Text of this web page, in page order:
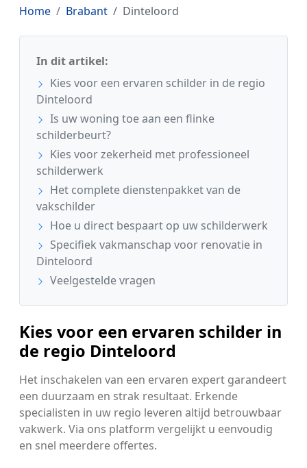
Home Brabant Dinteloord
In dit artikel:
Kies voor een ervaren schilder in de regio
Dinteloord
Is uw woning toe aan een flinke
schilderbeurt?
Kies voor zekerheid met professioneel
schilderwerk
Het complete dienstenpakket van de
vakschilder
Hoe u direct bespaart op uw schilderwerk
Specifiek vakmanschap voor renovatie in
Dinteloord
Veelgestelde vragen
Kies voor een ervaren schilder in
de regio Dinteloord
Het inschakelen van een ervaren expert garandeert
een duurzaam en strak resultaat. Erkende
specialisten in uw regio leveren altijd betrouwbaar
vakwerk. Via ons platform vergelijkt u eenvoudig
en snel meerdere offertes.